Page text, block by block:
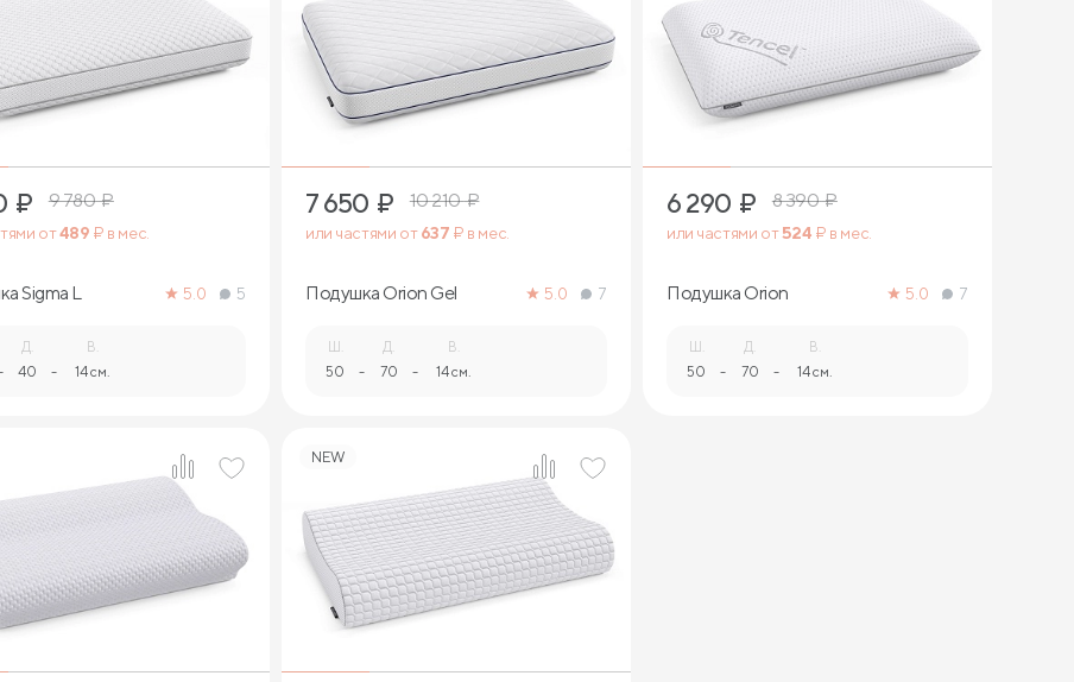
1
₽ 9 780₽
от489 ₽ в мес.
Sigma L 5.0 5
Д.
40 -
В.
14 см.
1
7 650 ₽ 10 210₽
или частями от637 ₽ в мес.
Подушка Orion Gel 5.0 7
Ш.
50 -
Д.
70 -
В.
14 см.
1
6 290 ₽ 8 390₽
или частями от524 ₽ в мес.
Подушка Orion 5.0 7
Ш.
50 -
Д.
70 -
В.
14 см.
NEW
1